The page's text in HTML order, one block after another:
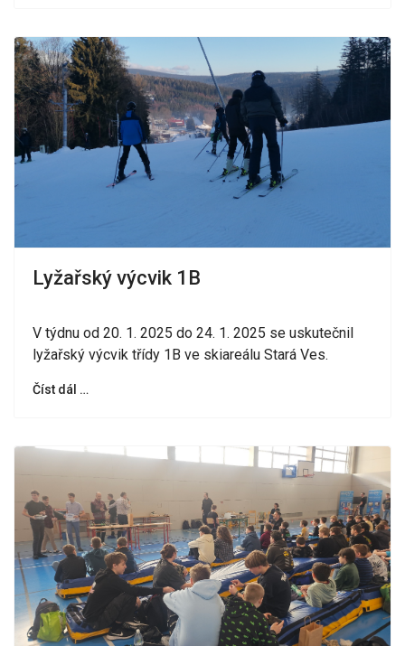
Lyžařský výcvik 1B
V týdnu od 20. 1. 2025 do 24. 1. 2025 se uskutečnil
lyžařský výcvik třídy 1B ve skiareálu Stará Ves.
Číst dál …